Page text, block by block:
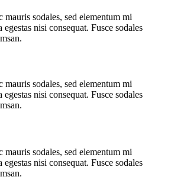
mauris sodales, sed elementum mi
nisi consequat. Fusce sodales
mauris sodales, sed elementum mi
nisi consequat. Fusce sodales
mauris sodales, sed elementum mi
nisi consequat. Fusce sodales